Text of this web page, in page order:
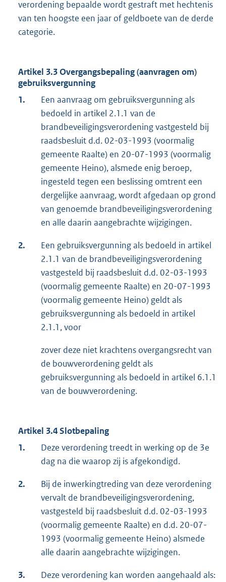
verordening bepaalde wordt gestraft met hechtenis
van ten hoogste een jaar of geldboete van de derde
categorie.
Artikel 3.3 Overgangsbepaling (aanvragen om)
gebruiksvergunning
1.
Een aanvraag om gebruiksvergunning als
bedoeld in artikel 2.1.1 van de
brandbeveiligingsverordening vastgesteld bij
raadsbesluit d.d. 02-03-1993 (voormalig
gemeente Raalte) en 20-07-1993 (voormalig
gemeente Heino), alsmede enig beroep,
ingesteld tegen een beslissing omtrent een
dergelijke aanvraag, wordt afgedaan op grond
van genoemde brandbeveiligingsverordening
en alle daarin aangebrachte wijzigingen.
2.
Een gebruiksvergunning als bedoeld in artikel
2.1.1 van de brandbeveiligingsverordening
vastgesteld bij raadsbesluit d.d. 02-03-1993
(voormalig gemeente Raalte) en 20-07-1993
(voormalig gemeente Heino) geldt als
gebruiksvergunning als bedoeld in artikel
2.1.1, voor
zover deze niet krachtens overgangsrecht van
de bouwverordening geldt als
gebruiksvergunning als bedoeld in artikel 6.1.1
van de bouwverordening.
Artikel 3.4 Slotbepaling
1.
Deze verordening treedt in werking op de 3e
dag na die waarop zij is afgekondigd.
2.
Bij de inwerkingtreding van deze verordening
vervalt de brandbeveiligingsverordening,
vastgesteld bij raadsbesluit d.d. 02-03-1993
(voormalig gemeente Raalte) en d.d. 20-07-
1993 (voormalig gemeente Heino) alsmede
alle daarin aangebrachte wijzigingen.
3. Deze verordening kan worden aangehaald als: